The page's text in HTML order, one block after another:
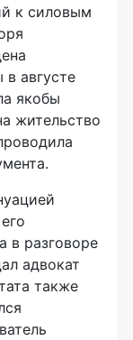
к силовым
августе
якобы
жительство
в разговоре
адвокат
также